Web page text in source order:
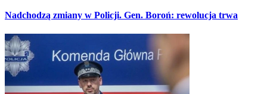
Nadchodzą zmiany w Policji. Gen. Boroń: rewolucja trwa